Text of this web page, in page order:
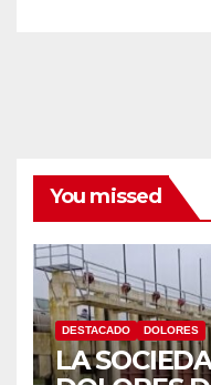
You missed
DESTACADO DOLORES
LA